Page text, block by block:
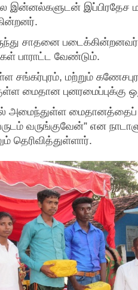
இன்னல்களுடன்
சாதனை
பாராட்ட வேண்டும்.
சங்கர்புரம், மற்றும்
மைதான புனரமைப்புக்கு
அமைந்துள்ள மைதானத்தைப்
வருங்குவேன்” என
தெரிவித்துள்ளார்.